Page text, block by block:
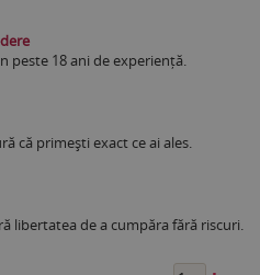
peste 18 ani de experiență.
că primești exact ce ai ales.
libertatea de a cumpăra fără riscuri.